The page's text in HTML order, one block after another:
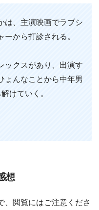
は、主演映画でラブシ
から打診される。
ックスがあり、出演す
ょんなことから中年男
けていく。
想
、閲覧にはご注意くださ